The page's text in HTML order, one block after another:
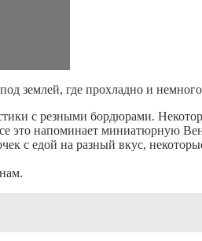
землей, где прохладно и немного
с резными бордюрами.
это напоминает миниатюрную
с едой на разный вкус,